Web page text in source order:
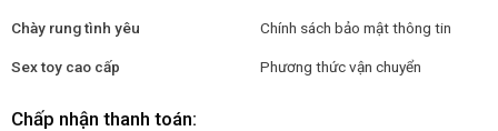
Chày rung tình yêu
Sex toy cao cấp
Chính sách bảo mật thông tin
Phương thức vận chuyển
Chấp nhận thanh toán: